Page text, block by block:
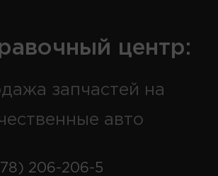
центр:
запчастей на
авто
206-206-5